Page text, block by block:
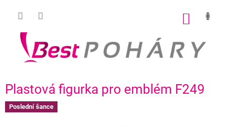
Plastová figurka pro emblém F249
Poslední šance